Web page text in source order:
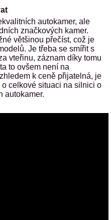
autokamer, ale
značkových kamer.
většinou přečíst, což je
Je třeba se smířit s
vteřinu, záznam díky tomu
to ovšem není na
k ceně přijatelná, je
celkové situaci na silnici o
autokamer.